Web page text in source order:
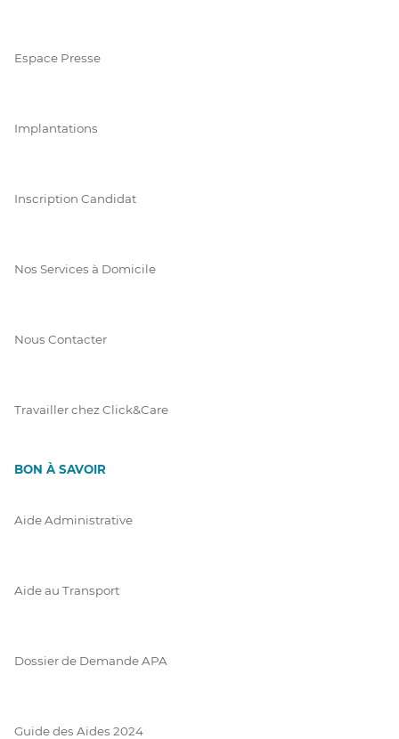
Espace Presse
Implantations
Inscription Candidat
Nos Services à Domicile
Nous Contacter
Travailler chez Click&Care
BON À SAVOIR
Aide Administrative
Aide au Transport
Dossier de Demande APA
Guide des Aides 2024